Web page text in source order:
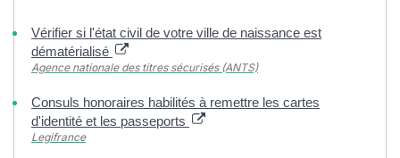
Vérifier si l'état civil de votre ville de naissance est
dématérialisé
Agence nationale des titres sécurisés (ANTS)
Consuls honoraires habilités à remettre les cartes
d'identité et les passeports
Legifrance